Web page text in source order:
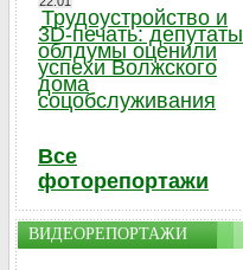
Трудоустройство и
3D-печать: депутаты
облдумы оценили
успехи Волжского
дома
соцобслуживания
Все
фоторепортажи
ВИДЕОРЕПОРТАЖИ